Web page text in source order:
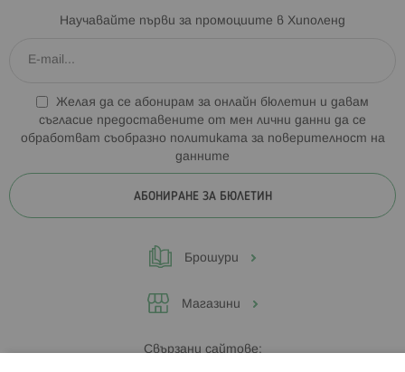
Научавайте първи за промоциите в Хиполенд
Желая да се абонирам за онлайн бюлетин и давам
съгласие предоставените от мен лични данни да се
обработват съобразно политиката за поверителност на
данните
АБОНИРАНЕ ЗА БЮЛЕТИН
Брошури
Магазини
Свързани сайтове: